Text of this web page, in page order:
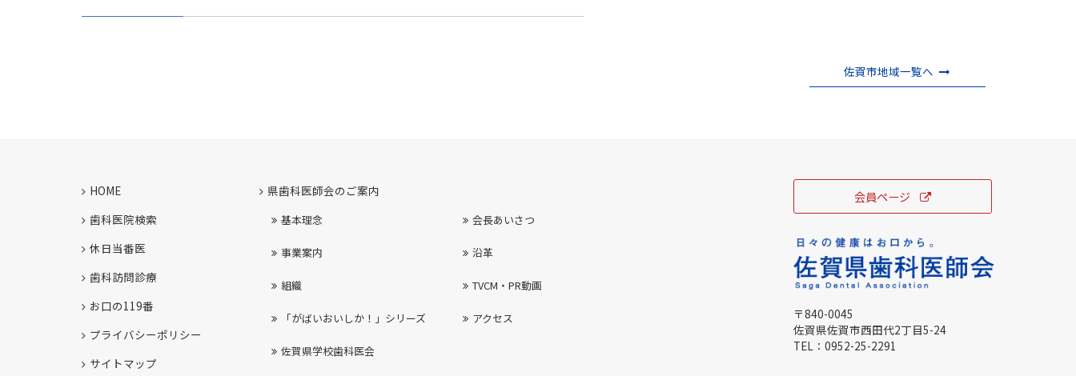
佐賀市地域一覧へ
HOME
歯科医院検索
休日当番医
歯科訪問診療
お口の119番
プライバシーポリシー
サイトマップ
県歯科医師会のご案内
基本理念 会長あいさつ
事業案内 沿革
組織 TVCM・PR動画
「がばいおいしか！」シリーズ アクセス
佐賀県学校歯科医会
会員ページ
〒840-0045
佐賀県佐賀市西田代2丁目5-24
TEL：0952-25-2291